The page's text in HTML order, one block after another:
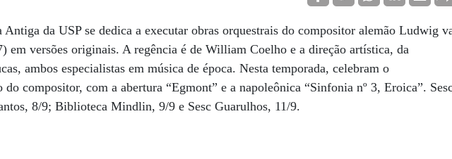
da USP se dedica a executar obras orquestrais do compositor alemão Ludwig
em versões originais. A regência é de William Coelho e a direção artística, da
ambos especialistas em música de época. Nesta temporada, celebram o
do compositor, com a abertura “Egmont” e a napoleônica “Sinfonia nº 3, Eroica”.
8/9; Biblioteca Mindlin, 9/9 e Sesc Guarulhos, 11/9.